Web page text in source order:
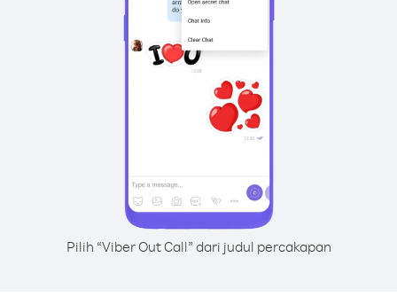
Pilih “Viber Out Call” dari judul percakapan